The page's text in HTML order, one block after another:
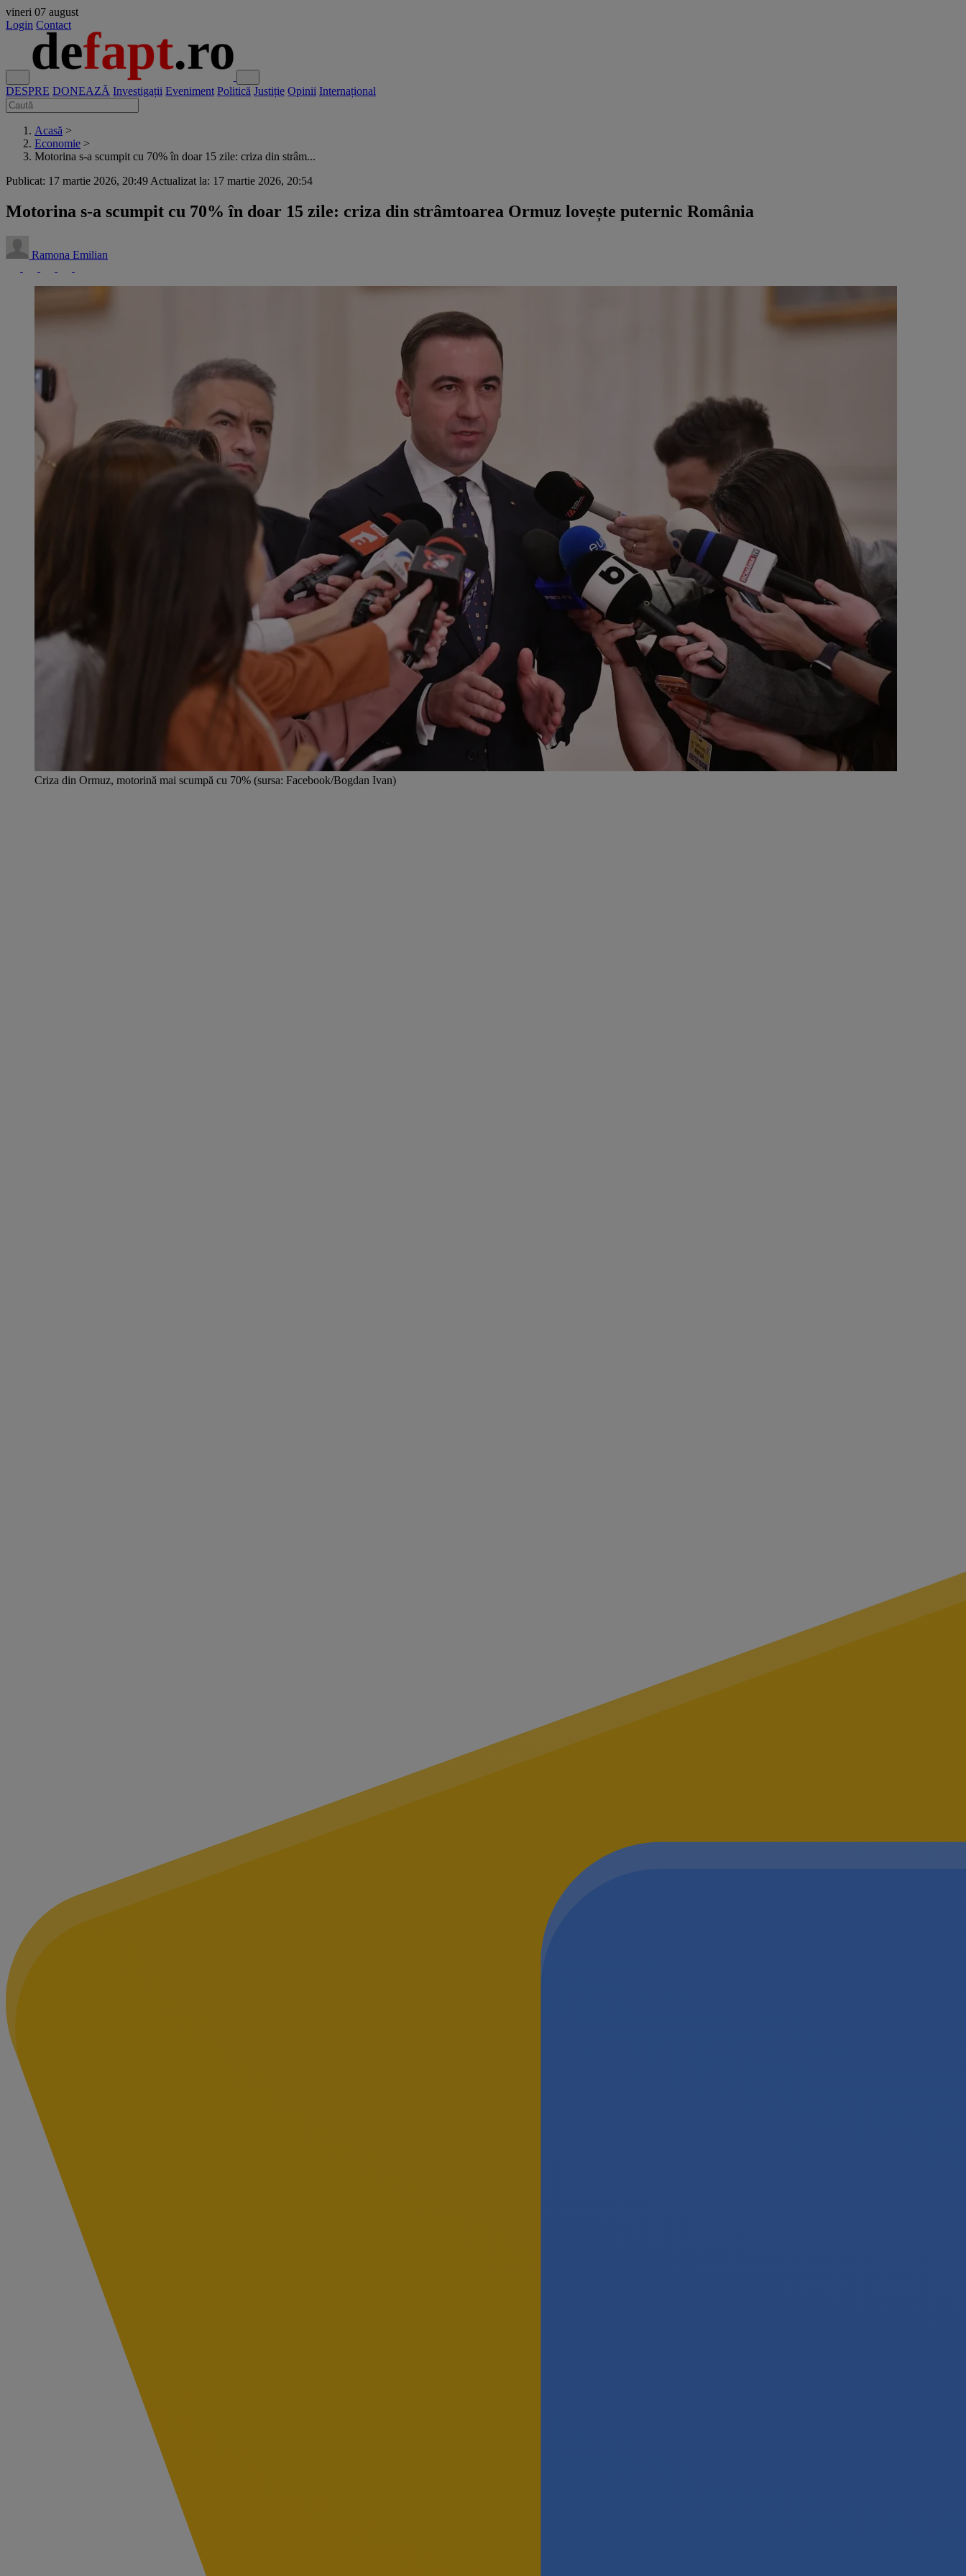
vineri 07 august
Login Contact
DESPRE DONEAZĂ Investigații Eveniment Politică Justiție Opinii Internațional
Acasă >
Economie >
Motorina s-a scumpit cu 70% în doar 15 zile: criza din strâm...
Publicat: 17 martie 2026, 20:49 Actualizat la: 17 martie 2026, 20:54
Motorina s-a scumpit cu 70% în doar 15 zile: criza din strâmtoarea Ormuz lovește puternic România
Ramona Emilian
Criza din Ormuz, motorină mai scumpă cu 70% (sursa: Facebook/Bogdan Ivan)